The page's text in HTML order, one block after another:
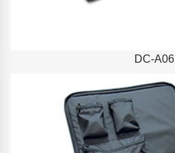
DC-A06